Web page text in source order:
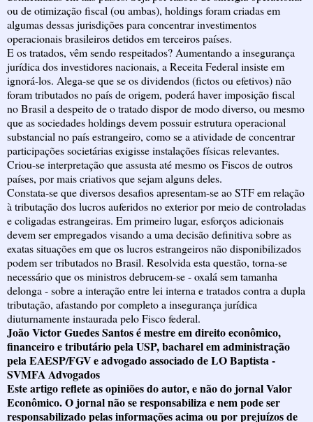
ou de otimização fiscal (ou ambas), holdings foram criadas em
algumas dessas jurisdições para concentrar investimentos
operacionais brasileiros detidos em terceiros países.
E os tratados, vêm sendo respeitados? Aumentando a insegurança
jurídica dos investidores nacionais, a Receita Federal insiste em
ignorá-los. Alega-se que se os dividendos (fictos ou efetivos) não
foram tributados no país de origem, poderá haver imposição fiscal
no Brasil a despeito de o tratado dispor de modo diverso, ou mesmo
que as sociedades holdings devem possuir estrutura operacional
substancial no país estrangeiro, como se a atividade de concentrar
participações societárias exigisse instalações físicas relevantes.
Criou-se interpretação que assusta até mesmo os Fiscos de outros
países, por mais criativos que sejam alguns deles.
Constata-se que diversos desafios apresentam-se ao STF em relação
à tributação dos lucros auferidos no exterior por meio de controladas
e coligadas estrangeiras. Em primeiro lugar, esforços adicionais
devem ser empregados visando a uma decisão definitiva sobre as
exatas situações em que os lucros estrangeiros não disponibilizados
podem ser tributados no Brasil. Resolvida esta questão, torna-se
necessário que os ministros debrucem-se - oxalá sem tamanha
delonga - sobre a interação entre lei interna e tratados contra a dupla
tributação, afastando por completo a insegurança jurídica
diuturnamente instaurada pelo Fisco federal.
João Victor Guedes Santos é mestre em direito econômico,
financeiro e tributário pela USP, bacharel em administração
pela EAESP/FGV e advogado associado de LO Baptista -
SVMFA Advogados
Este artigo reflete as opiniões do autor, e não do jornal Valor
Econômico. O jornal não se responsabiliza e nem pode ser
responsabilizado pelas informações acima ou por prejuízos de